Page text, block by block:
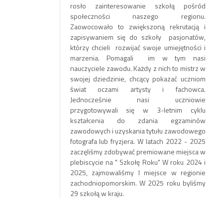
rosło zainteresowanie szkołą pośród
społeczności naszego regionu.
Zaowocowało to zwiększoną rekrutacją i
zapisywaniem się do szkoły pasjonatów,
którzy chcieli rozwijać swoje umiejętności i
marzenia. Pomagali im w tym nasi
nauczyciele zawodu. Każdy z nich to mistrz w
swojej dziedzinie, chcący pokazać uczniom
świat oczami artysty i fachowca.
Jednocześnie nasi uczniowie
przygotowywali się w 3-letnim cyklu
kształcenia do zdania egzaminów
zawodowych i uzyskania tytułu zawodowego
fotografa lub fryzjera. W latach 2022 - 2025
zaczęliśmy zdobywać premiowane miejsca w
plebiscycie na " Szkołę Roku"W roku 2024 i
2025, zajmowaliśmy I miejsce w regionie
zachodniopomorskim. W 2025 roku byliśmy
29 szkołą w kraju.